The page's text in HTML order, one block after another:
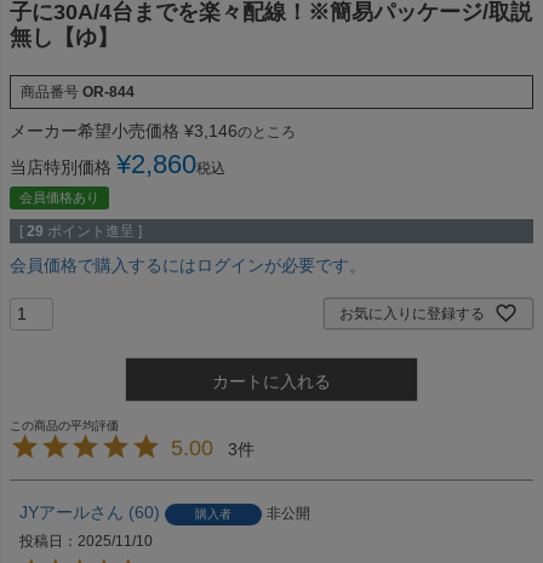
子に30A/4台までを楽々配線！※簡易パッケージ/取説
無し【ゆ】
商品番号 OR-844
メーカー希望小売価格 ¥3,146のところ
当店特別価格 ¥2,860税込
会員価格あり
[ 29 ポイント進呈 ]
会員価格で購入するにはログインが必要です。
お気に入りに登録する
カートに入れる
5.00 3
JYアール 60 購入者
非公開
投稿日
2025/11/10